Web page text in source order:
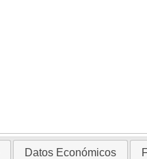
Datos Económicos